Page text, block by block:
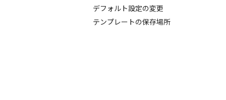
デフォルト設定の変更
テンプレートの保存場所